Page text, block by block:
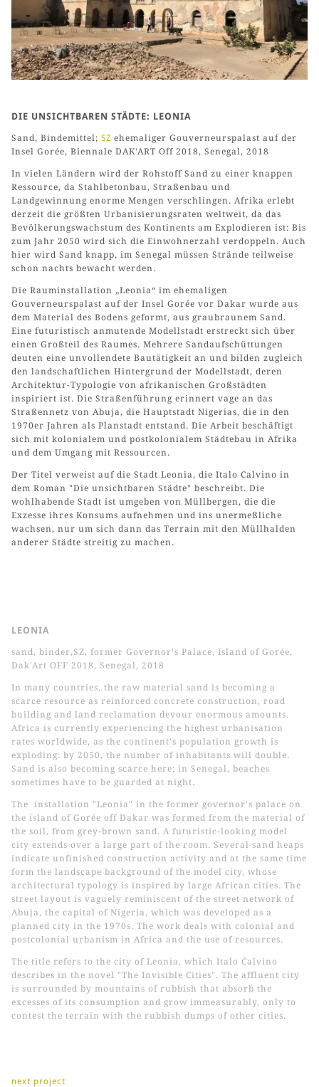
DIE UNSICHTBAREN STÄDTE: LEONIA
Sand, Bindemittel; SZ ehemaliger Gouverneurspalast auf der
Insel Gorée, Biennale DAK'ART Off 2018, Senegal, 2018
In vielen Ländern wird der Rohstoff Sand zu einer knappen
Ressource, da Stahlbetonbau, Straßenbau und
Landgewinnung enorme Mengen verschlingen. Afrika erlebt
derzeit die größten Urbanisierungsraten weltweit, da das
Bevölkerungswachstum des Kontinents am Explodieren ist: Bis
zum Jahr 2050 wird sich die Einwohnerzahl verdoppeln. Auch
hier wird Sand knapp, im Senegal müssen Strände teilweise
schon nachts bewacht werden.
Die Rauminstallation „Leonia“ im ehemaligen
Gouverneurspalast auf der Insel Gorée vor Dakar wurde aus
dem Material des Bodens geformt, aus graubraunem Sand.
Eine futuristisch anmutende Modellstadt erstreckt sich über
einen Großteil des Raumes. Mehrere Sandaufschüttungen
deuten eine unvollendete Bautätigkeit an und bilden zugleich
den landschaftlichen Hintergrund der Modellstadt, deren
Architektur-Typologie von afrikanischen Großstädten
inspiriert ist. Die Straßenführung erinnert vage an das
Straßennetz von Abuja, die Hauptstadt Nigerias, die in den
1970er Jahren als Planstadt entstand. Die Arbeit beschäftigt
sich mit kolonialem und postkolonialem Städtebau in Afrika
und dem Umgang mit Ressourcen.
Der Titel verweist auf die Stadt Leonia, die Italo Calvino in
dem Roman "Die unsichtbaren Städte" beschreibt. Die
wohlhabende Stadt ist umgeben von Müllbergen, die die
Exzesse ihres Konsums aufnehmen und ins unermeßliche
wachsen, nur um sich dann das Terrain mit den Müllhalden
anderer Städte streitig zu machen.
LEONIA
sand, binder,SZ, former Governor's Palace, Island of Gorée,
Dak'Art OFF 2018, Senegal, 2018
In many countries, the raw material sand is becoming a
scarce resource as reinforced concrete construction, road
building and land reclamation devour enormous amounts.
Africa is currently experiencing the highest urbanisation
rates worldwide, as the continent's population growth is
exploding: by 2050, the number of inhabitants will double.
Sand is also becoming scarce here; in Senegal, beaches
sometimes have to be guarded at night.
The installation "Leonia" in the former governor's palace on
the island of Gorée off Dakar was formed from the material of
the soil, from grey-brown sand. A futuristic-looking model
city extends over a large part of the room. Several sand heaps
indicate unfinished construction activity and at the same time
form the landscape background of the model city, whose
architectural typology is inspired by large African cities. The
street layout is vaguely reminiscent of the street network of
Abuja, the capital of Nigeria, which was developed as a
planned city in the 1970s. The work deals with colonial and
postcolonial urbanism in Africa and the use of resources.
The title refers to the city of Leonia, which Italo Calvino
describes in the novel "The Invisible Cities". The affluent city
is surrounded by mountains of rubbish that absorb the
excesses of its consumption and grow immeasurably, only to
contest the terrain with the rubbish dumps of other cities.
next project